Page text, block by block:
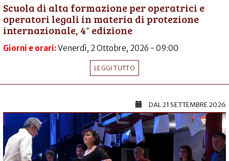
Scuola di alta formazione per operatrici e
operatori legali in materia di protezione
internazionale, 4° edizione
Giorni e orari:Venerdì, 2 Ottobre, 2026 - 09:00
LEGGI TUTTO
DAL21 SETTEMBRE 2026